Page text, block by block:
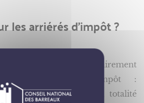
les arriérés d’impôt ?
pacsés sont solidairement
du paiement de l’impôt :
peut demander la totalité